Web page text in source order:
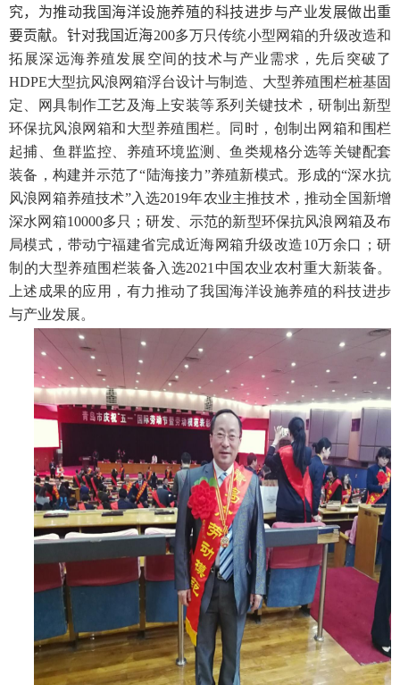
究，为推动我国海洋设施养殖的科技进步与产业发展做出重
要贡献。针对我国近海200多万只传统小型网箱的升级改造和
拓展深远海养殖发展空间的技术与产业需求，先后突破了
HDPE大型抗风浪网箱浮台设计与制造、大型养殖围栏桩基固
定、网具制作工艺及海上安装等系列关键技术，研制出新型
环保抗风浪网箱和大型养殖围栏。同时，创制出网箱和围栏
起捕、鱼群监控、养殖环境监测、鱼类规格分选等关键配套
装备，构建并示范了“陆海接力”养殖新模式。形成的“深水抗
风浪网箱养殖技术”入选2019年农业主推技术，推动全国新增
深水网箱10000多只；研发、示范的新型环保抗风浪网箱及布
局模式，带动宁福建省完成近海网箱升级改造10万余口；研
制的大型养殖围栏装备入选2021 中国农业农村重大新装备。
上述成果的应用，有力推动了我国海洋设施养殖的科技进步
与产业发展。